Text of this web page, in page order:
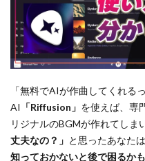
「無料でAIが作曲してくれる
AI 「Riffusion」 を使えば、専
リジナルのBGMが作れてしま
丈夫なの？」 と思ったあなた
知っておかないと後で困るか